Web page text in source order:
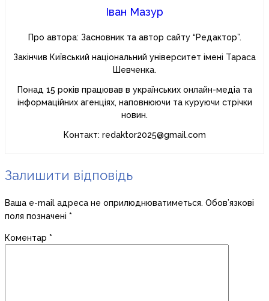
Іван Мазур
Про автора: Засновник та автор сайту “Редактор”.
Закінчив Київський національний університет імені Тараса
Шевченка.
Понад 15 років працював в українських онлайн-медіа та
інформаційних агенціях, наповнюючи та куруючи стрічки
новин.
Контакт: redaktor2025@gmail.com
Залишити відповідь
Ваша e-mail адреса не оприлюднюватиметься. Обов’язкові
поля позначені *
Коментар *